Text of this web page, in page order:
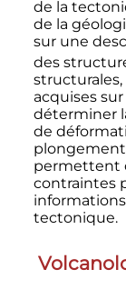
de la
de la
sur une
des
structurales,
acquises
déterminer
de
plongement
permettent
contraintes
tectonique.